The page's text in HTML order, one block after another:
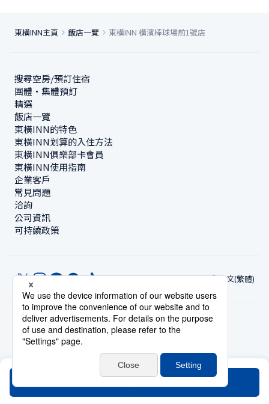
東橫INN主頁 飯店一覽 東橫INN 橫濱棒球場前1號店
搜尋空房/預訂住宿
團體・集體預訂
精選
飯店一覽
東橫INN的特色
東橫INN划算的入住方法
東橫INN俱樂部卡會員
東橫INN使用指南
企業客戶
常見問題
洽詢
公司資訊
可持續政策
中文(繁體)
© Toyoko Inn Co., Ltd.
隱私設定隱私保護政策根據特定商業交易法的標示網站政策
帳號使用條款持卡會員條款